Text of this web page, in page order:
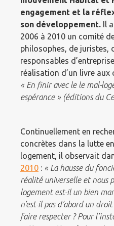
engagement et la
son développement. Il
2006 à 2010 un comité
philosophes, de juristes,
responsables
réalisation d’un livre aux
« En finir avec le le mal-
espérance » (éditions du
Continuellement en
concrètes dans la lutte
logement, il observait
2010 : « La hausse du
réalité universelle et nous
logement est-il un bien
n’est-il pas d’abord un
faire respecter ? Pour